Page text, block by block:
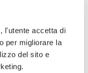
l'utente accetta di
per migliorare la
del sito e